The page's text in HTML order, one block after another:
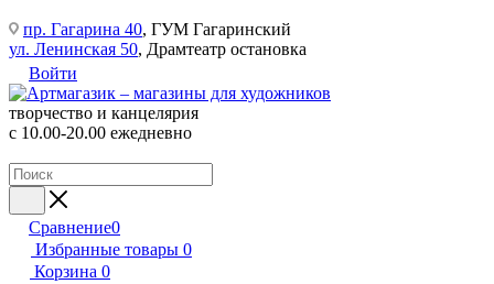
пр. Гагарина 40, ГУМ Гагаринский
ул. Ленинская 50, Драмтеатр остановка
Войти
творчество и канцелярия
с 10.00-20.00 ежедневно
Сравнение0
Избранные товары 0
Корзина 0